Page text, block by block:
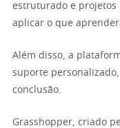
estruturado e projetos
aplicar o que
Além disso, a
suporte
conclusão.
Grasshopper, criado